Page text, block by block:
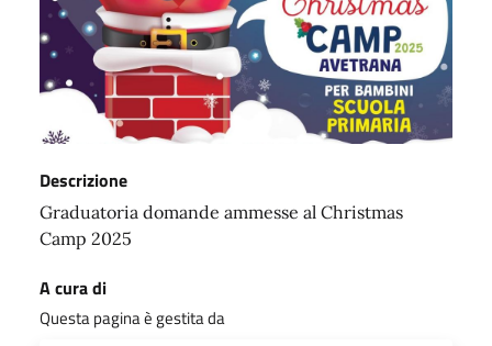
Descrizione
Graduatoria domande ammesse al Christmas
Camp 2025
A cura di
Questa pagina è gestita da